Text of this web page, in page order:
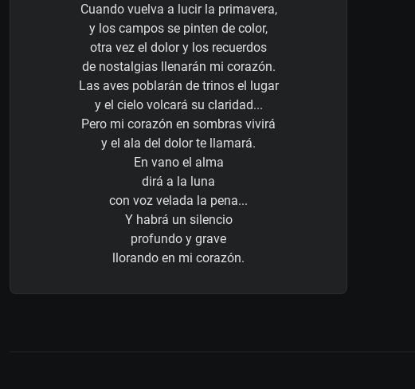
Cuando vuelva a lucir la primavera,
y los campos se pinten de color,
otra vez el dolor y los recuerdos
de nostalgias llenarán mi corazón.
Las aves poblarán de trinos el lugar
y el cielo volcará su claridad...
Pero mi corazón en sombras vivirá
y el ala del dolor te llamará.
En vano el alma
dirá a la luna
con voz velada la pena...
Y habrá un silencio
profundo y grave
llorando en mi corazón.